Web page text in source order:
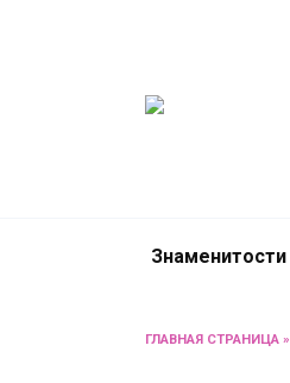
Знаменитости
ГЛАВНАЯ СТРАНИЦА »